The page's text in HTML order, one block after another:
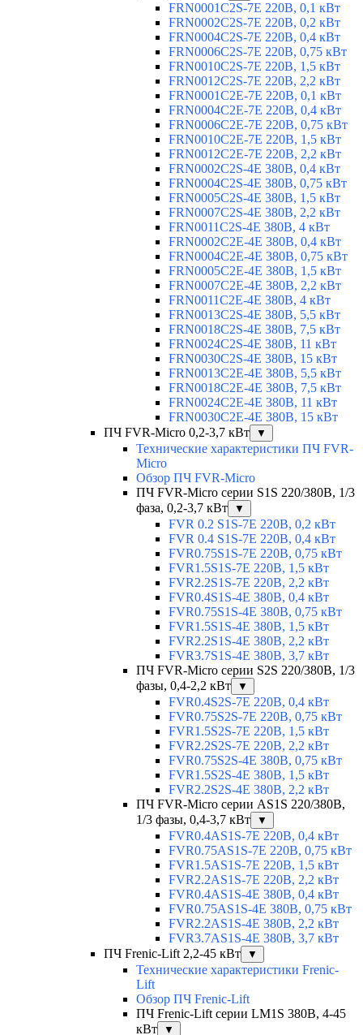
FRN0001C2S-7E 220В, 0,1 кВт
FRN0002C2S-7E 220В, 0,2 кВт
FRN0004C2S-7E 220В, 0,4 кВт
FRN0006C2S-7E 220В, 0,75 кВт
FRN0010C2S-7E 220В, 1,5 кВт
FRN0012C2S-7E 220В, 2,2 кВт
FRN0001C2E-7E 220В, 0,1 кВт
FRN0004C2E-7E 220В, 0,4 кВт
FRN0006C2E-7E 220В, 0,75 кВт
FRN0010C2E-7E 220В, 1,5 кВт
FRN0012C2E-7E 220В, 2,2 кВт
FRN0002C2S-4E 380В, 0,4 кВт
FRN0004C2S-4E 380В, 0,75 кВт
FRN0005C2S-4E 380В, 1,5 кВт
FRN0007C2S-4E 380В, 2,2 кВт
FRN0011C2S-4E 380В, 4 кВт
FRN0002C2E-4E 380В, 0,4 кВт
FRN0004C2E-4E 380В, 0,75 кВт
FRN0005C2E-4E 380В, 1,5 кВт
FRN0007C2E-4E 380В, 2,2 кВт
FRN0011C2E-4E 380В, 4 кВт
FRN0013C2S-4E 380В, 5,5 кВт
FRN0018C2S-4E 380В, 7,5 кВт
FRN0024C2S-4E 380В, 11 кВт
FRN0030C2S-4E 380В, 15 кВт
FRN0013C2E-4E 380В, 5,5 кВт
FRN0018C2E-4E 380В, 7,5 кВт
FRN0024C2E-4E 380В, 11 кВт
FRN0030C2E-4E 380В, 15 кВт
ПЧ FVR-Micro 0,2-3,7 кВт
▼
Технические характеристики ПЧ FVR-
Micro
Обзор ПЧ FVR-Micro
ПЧ FVR-Micro серии S1S 220/380В, 1/3
фаза, 0,2-3,7 кВт
▼
FVR 0.2 S1S-7E 220В, 0,2 кВт
FVR 0.4 S1S-7E 220В, 0,4 кВт
FVR0.75S1S-7E 220В, 0,75 кВт
FVR1.5S1S-7E 220В, 1,5 кВт
FVR2.2S1S-7E 220В, 2,2 кВт
FVR0.4S1S-4E 380В, 0,4 кВт
FVR0.75S1S-4E 380В, 0,75 кВт
FVR1.5S1S-4E 380В, 1,5 кВт
FVR2.2S1S-4E 380В, 2,2 кВт
FVR3.7S1S-4E 380В, 3,7 кВт
ПЧ FVR-Micro серии S2S 220/380В, 1/3
фазы, 0,4-2,2 кВт
▼
FVR0.4S2S-7E 220В, 0,4 кВт
FVR0.75S2S-7E 220В, 0,75 кВт
FVR1.5S2S-7E 220В, 1,5 кВт
FVR2.2S2S-7E 220В, 2,2 кВт
FVR0.75S2S-4E 380В, 0,75 кВт
FVR1.5S2S-4E 380В, 1,5 кВт
FVR2.2S2S-4E 380В, 2,2 кВт
ПЧ FVR-Micro серии AS1S 220/380В,
1/3 фазы, 0,4-3,7 кВт
▼
FVR0.4AS1S-7E 220В, 0,4 кВт
FVR0.75AS1S-7E 220В, 0,75 кВт
FVR1.5AS1S-7E 220В, 1,5 кВт
FVR2.2AS1S-7E 220В, 2,2 кВт
FVR0.4AS1S-4E 380В, 0,4 кВт
FVR0.75AS1S-4E 380В, 0,75 кВт
FVR2.2AS1S-4E 380В, 2,2 кВт
FVR3.7AS1S-4E 380В, 3,7 кВт
ПЧ Frenic-Lift 2,2-45 кВт
▼
Технические характеристики Frenic-
Lift
Обзор ПЧ Frenic-Lift
ПЧ Frenic-Lift серии LM1S 380В, 4-45
кВт
▼